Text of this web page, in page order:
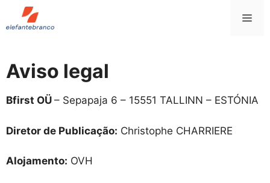
Saltar
para
Aviso legal
Bfirst OÜ – Sepapaja 6 – 15551 TALLINN – ESTÓNIA
Diretor de Publicação: Christophe CHARRIERE
Alojamento: OVH